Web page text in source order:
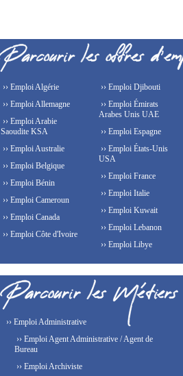
›› Emploi Algérie
›› Emploi Allemagne
›› Emploi Arabie
Saoudite KSA
›› Emploi Australie
›› Emploi Belgique
›› Emploi Bénin
›› Emploi Cameroun
›› Emploi Canada
›› Emploi Côte d'Ivoire
›› Emploi Djibouti
›› Emploi Émirats
Arabes Unis UAE
›› Emploi Espagne
›› Emploi États-Unis
USA
›› Emploi France
›› Emploi Italie
›› Emploi Kuwait
›› Emploi Lebanon
›› Emploi Libye
›› Emploi Administrative
›› Emploi Agent Administrative / Agent de
Bureau
›› Emploi Archiviste